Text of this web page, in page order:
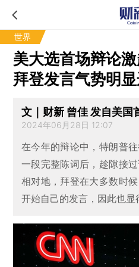
世界
美大选首场辩论
拜登发言气势明
文｜财新 曾佳 发自美国
2024年06月28日 12:07
在今年的辩论中，特朗普
一段完整陈词后，趁隙接
相对地，拜登在大多数时
开始自己的发言，因此也